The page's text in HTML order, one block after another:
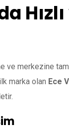
ve merkezine
marka olan Ece